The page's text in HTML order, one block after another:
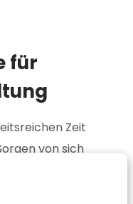
für
Zeit
von sich
die Ruhe
aktiv sein möchte,